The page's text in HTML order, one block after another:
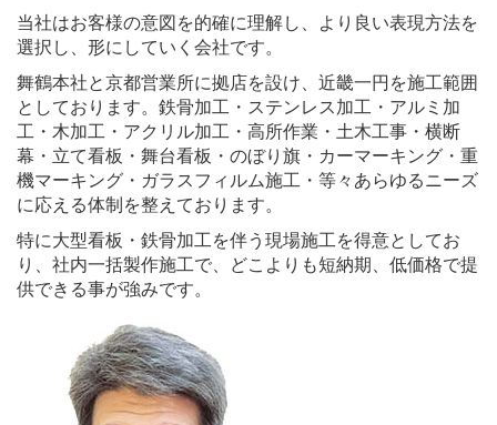
当社はお客様の意図を的確に理解し、より良い表現方法を
選択し、形にしていく会社です。
舞鶴本社と京都営業所に拠店を設け、近畿一円を施工範囲
としております。鉄骨加工・ステンレス加工・アルミ加
工・木加工・アクリル加工・高所作業・土木工事・横断
幕・立て看板・舞台看板・のぼり旗・カーマーキング・重
機マーキング・ガラスフィルム施工・等々あらゆるニーズ
に応える体制を整えております。
特に大型看板・鉄骨加工を伴う現場施工を得意としてお
り、社内一括製作施工で、どこよりも短納期、低価格で提
供できる事が強みです。